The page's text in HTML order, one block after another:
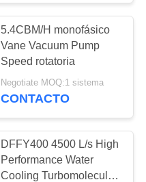
5.4CBM/H monofásico
Vane Vacuum Pump
Speed rotatoria
Negotiate MOQ:1 sistema
CONTACTO
DFFY400 4500 L/s High
Performance Water
Cooling Turbomolecular